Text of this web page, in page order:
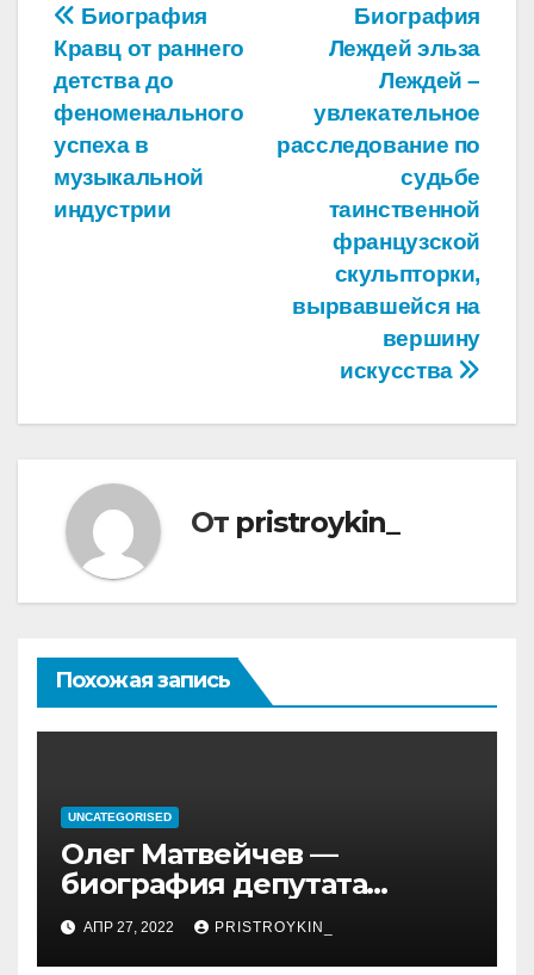
Навигация
по
записям
Биография
Леждей эльза
Леждей –
увлекательное
расследование по
судьбе
таинственной
французской
скульпторки,
вырвавшейся на
вершину
искусства
Биография
Кравц от раннего
детства до
феноменального
успеха в
музыкальной
индустрии
От pristroykin_
Похожая запись
UNCATEGORISED
Олег Матвейчев —
биография депутата
Госдумы, достижения и
политическая карьера
АПР 27, 2022 PRISTROYKIN_